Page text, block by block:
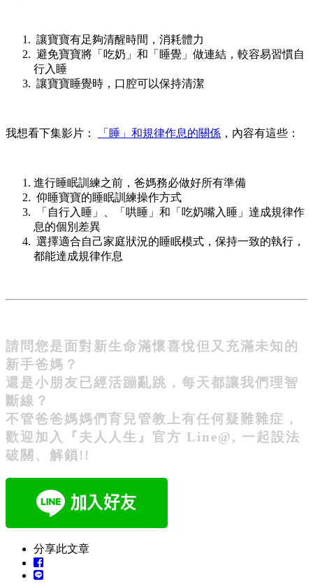
讓寶寶有足夠清醒時間，消耗體力
避免寶寶將「吃奶」和「睡覺」做連結，較容易習慣自
行入睡
讓寶寶睡覺時，口腔可以保持清潔
我想看下集影片： 「睡」和規律作息的關係 ，內容有這些：
進行睡眠訓練之前，爸媽務必做好所有準備
仰睡寶寶的睡眠訓練操作方式
「自行入睡」、「哄睡」和「吃奶嘴入睡」達成規律作
息的個別差異
選擇適合自己家庭狀況的睡眠模式，保持一致的執行，
都能達成規律作息
請問您是面對新生命滿懷喜悅但又充滿未知的
新手爸媽？
還是小朋友已經活蹦亂跳，每天都讓我們理智
斷線？
不管爸爸媽媽們育兒管教上有任何疑難雜症，
歡迎加入『夫人人生』官方 Line@, 一起設法
破關、解鎖!!
分享此文章